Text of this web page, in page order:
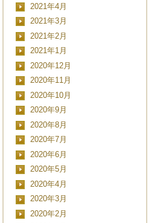
2021年4月
2021年3月
2021年2月
2021年1月
2020年12月
2020年11月
2020年10月
2020年9月
2020年8月
2020年7月
2020年6月
2020年5月
2020年4月
2020年3月
2020年2月